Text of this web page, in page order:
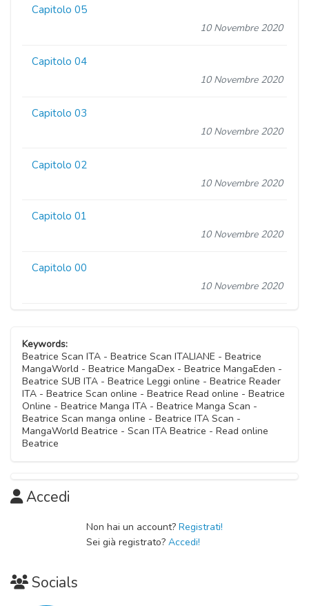
Capitolo 05
10 Novembre 2020
Capitolo 04
10 Novembre 2020
Capitolo 03
10 Novembre 2020
Capitolo 02
10 Novembre 2020
Capitolo 01
10 Novembre 2020
Capitolo 00
10 Novembre 2020
Keywords:
Beatrice Scan ITA - Beatrice Scan ITALIANE - Beatrice
MangaWorld - Beatrice MangaDex - Beatrice MangaEden -
Beatrice SUB ITA - Beatrice Leggi online - Beatrice Reader
ITA - Beatrice Scan online - Beatrice Read online - Beatrice
Online - Beatrice Manga ITA - Beatrice Manga Scan -
Beatrice Scan manga online - Beatrice ITA Scan -
MangaWorld Beatrice - Scan ITA Beatrice - Read online
Beatrice
Accedi
Non hai un account? Registrati!
Sei già registrato? Accedi!
Socials